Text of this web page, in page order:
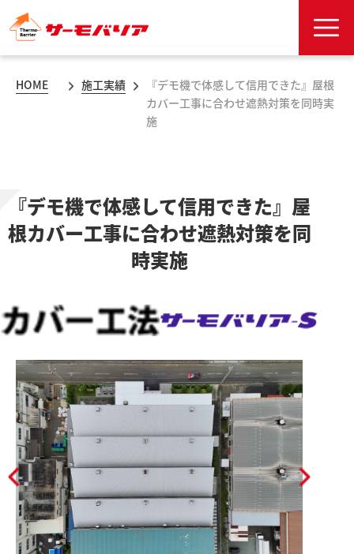
HOME 施工実績
『デモ機で体感して信用できた』屋根
カバー工事に合わせ遮熱対策を同時実
施
『デモ機で体感して信用できた』屋
根カバー工事に合わせ遮熱対策を同
時実施